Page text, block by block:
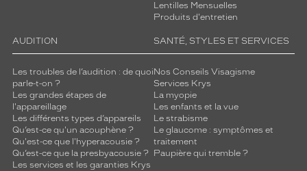
Lentilles Mensuelles
Produits d'entretien
AUDITION
Les troubles de l’audition : de quoi
parle-t-on ?
Les grandes étapes de
l'appareillage
Les différents types d’appareils
Qu’est-ce qu'un acouphène ?
Qu'est-ce que l'hyperacousie ?
Qu’est-ce que la presbyacousie ?
Les services et les garanties Krys
SANTÉ, STYLES ET SERVICES
Nos Conseils Visagisme
Services Krys
La myopie
Les enfants et la vue
Le strabisme
Le glaucome : symptômes et
traitement
Paupière qui tremble ?